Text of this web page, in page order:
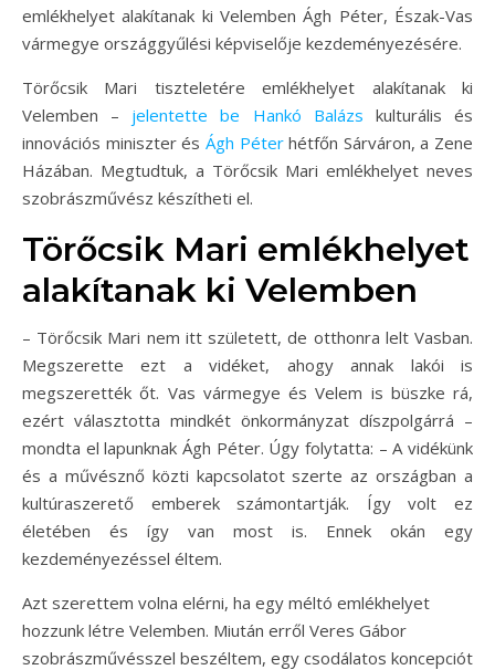
emlékhelyet alakítanak ki Velemben Ágh Péter, Észak-Vas
vármegye országgyűlési képviselője kezdeményezésére.
Törőcsik Mari tiszteletére emlékhelyet alakítanak ki
Velemben – jelentette be Hankó Balázs kulturális és
innovációs miniszter és Ágh Péterhétfőn Sárváron, a Zene
Házában. Megtudtuk, a Törőcsik Mari emlékhelyet neves
szobrászművész készítheti el.
Törőcsik Mari emlékhelyet
alakítanak ki Velemben
– Törőcsik Mari nem itt született, de otthonra lelt Vasban.
Megszerette ezt a vidéket, ahogy annak lakói is
megszerették őt. Vas vármegye és Velem is büszke rá,
ezért választotta mindkét önkormányzat díszpolgárrá –
mondta el lapunknak Ágh Péter. Úgy folytatta: – A vidékünk
és a művésznő közti kapcsolatot szerte az országban a
kultúraszerető emberek számontartják. Így volt ez
életében és így van most is. Ennek okán egy
kezdeményezéssel éltem.
Azt szerettem volna elérni, ha egy méltó emlékhelyet
hozzunk létre Velemben. Miután erről Veres Gábor
szobrászművésszel beszéltem, egy csodálatos koncepciót